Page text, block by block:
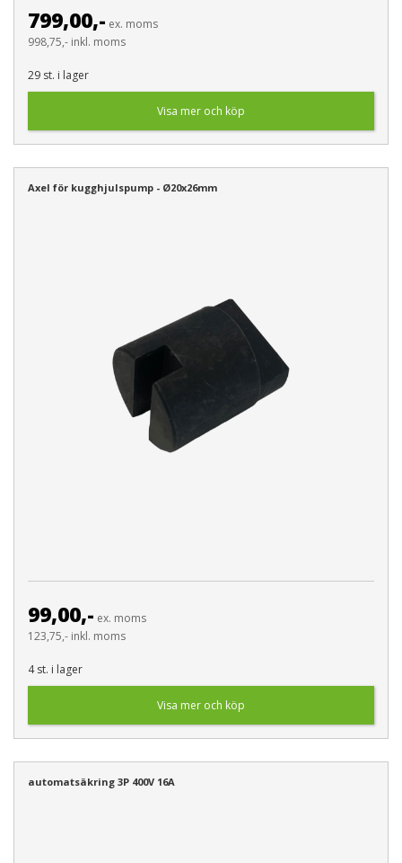
799,00,- ex. moms
998,75,- inkl. moms
29 st. i lager
Visa mer och köp
Axel för kugghjulspump - Ø20x26mm
99,00,- ex. moms
123,75,- inkl. moms
4 st. i lager
Visa mer och köp
automatsäkring 3P 400V 16A